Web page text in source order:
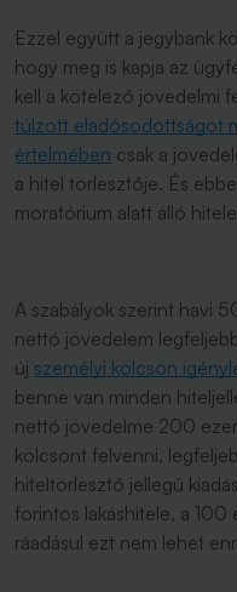
Ezzel együtt a jegybank
hogy meg is kapja az
kell a kötelező jövedelmi
túlzott eladósodottságot
értelmében csak a
a hitel törlesztője. És
moratórium alatt álló
A szabályok szerint havi
nettó jövedelem
új személyi kölcsön
benne van minden
nettó jövedelme 200
kölcsönt felvenni,
hiteltörlesztő jellegű
forintos lakáshitele, a
ráadásul ezt nem lehet